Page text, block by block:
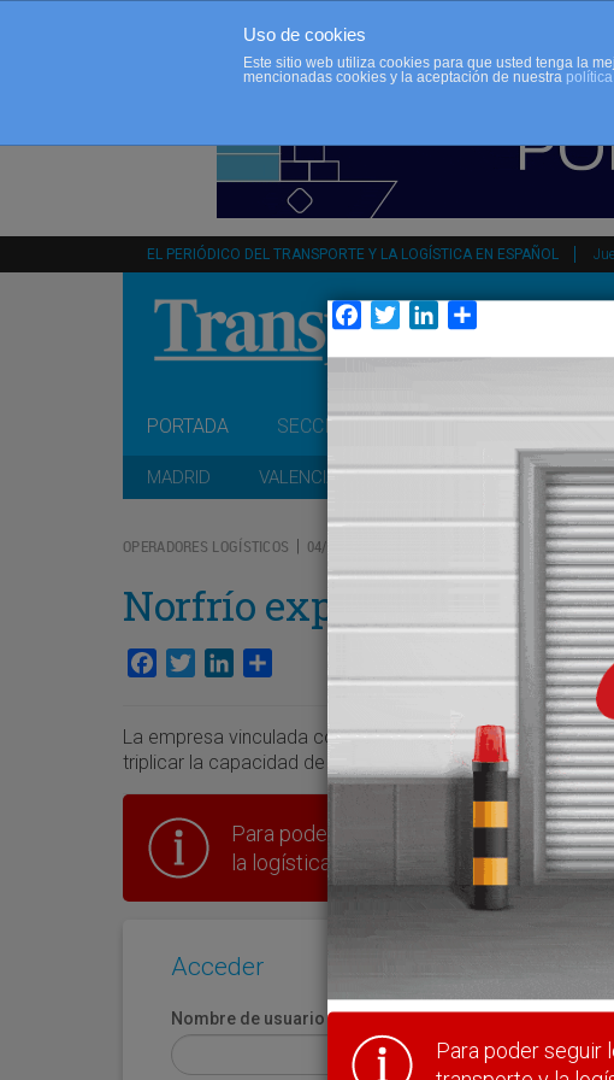
EL PERIÓDICO DEL TRANSPORTE Y LA LOGÍSTICA EN ESPAÑOL
PORTADA SECCIONES
MADRID VALENCIA CATALUÑA ANDALUCÍA
OPERADORES LOGÍSTICOS 04/11/2025
Norfrío expande sus
Facebook
TwitterLinkedIn
La empresa vinculada con los flotistas Trafema y
triplicar la capacidad de su nave frigorífica en Mos
Para poder seguir leyendo hay que
la logística en España.
Acceder
Nombre de usuario
Uso de cookies
Este sitio web utiliza cookies para que usted tenga la
mencionadas cookies y la aceptación de nuestra
Facebook
TwitterLinkedIn
Para poder seguir